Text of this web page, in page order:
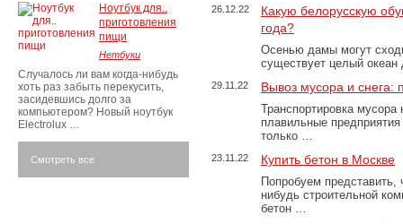
26.12.22
Какую белорусскую
года?
Осенью дамы могут
существует целый
29.11.22 Вывоз мусора и
Транспортировка
плавильные
только …
23.11.22 Купить бетон в Москве
Попробуем представить,
нибудь строительной
бетон …
Ноутбук для..
приготовления
пищи
Нетбуки
Случалось ли вам когда-нибудь
хоть раз забыть перекусить,
засидевшись долго за
компьютером? Новый ноутбук
Electrolux …
Смотреть все